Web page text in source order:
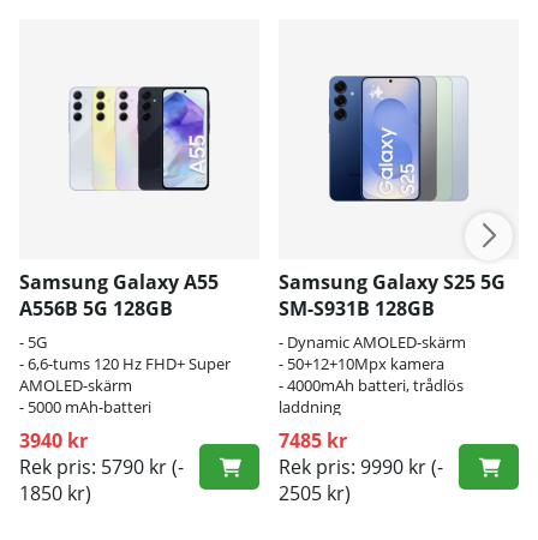
Samsung Galaxy A55
A556B 5G 128GB
- 5G
- 6,6-tums 120 Hz FHD+ Super
AMOLED-skärm
- 5000 mAh-batteri
3940 kr
Rek pris: 5790 kr(-
1850 kr)
Samsung Galaxy S25 5G
SM-S931B 128GB
- Dynamic AMOLED-skärm
- 50+12+10Mpx kamera
- 4000mAh batteri, trådlös
laddning
7485 kr
Rek pris: 9990 kr(-
2505 kr)